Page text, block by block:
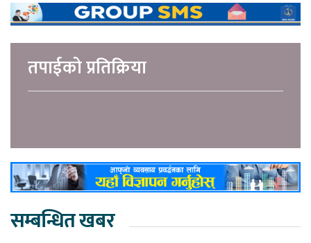
तपाईको प्रतिक्रिया
सम्बन्धित खबर